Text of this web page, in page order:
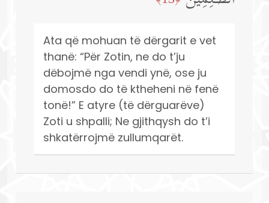
Ata që mohuan të dërgarit e vet
thanë: “Për Zotin, ne do t’ju
dëbojmë nga vendi ynë, ose ju
domosdo do të ktheheni në fenë
tonë!” E atyre (të dërguarëve)
Zoti u shpalli; Ne gjithqysh do t’i
shkatërrojmë zullumqarët.